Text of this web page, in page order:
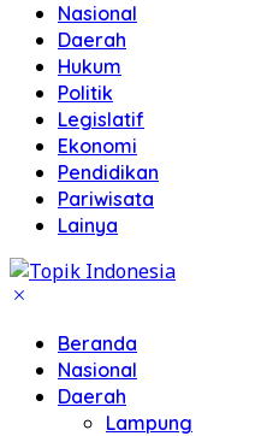
Nasional
Daerah
Hukum
Politik
Legislatif
Ekonomi
Pendidikan
Pariwisata
Lainya
Beranda
Nasional
Daerah
Lampung